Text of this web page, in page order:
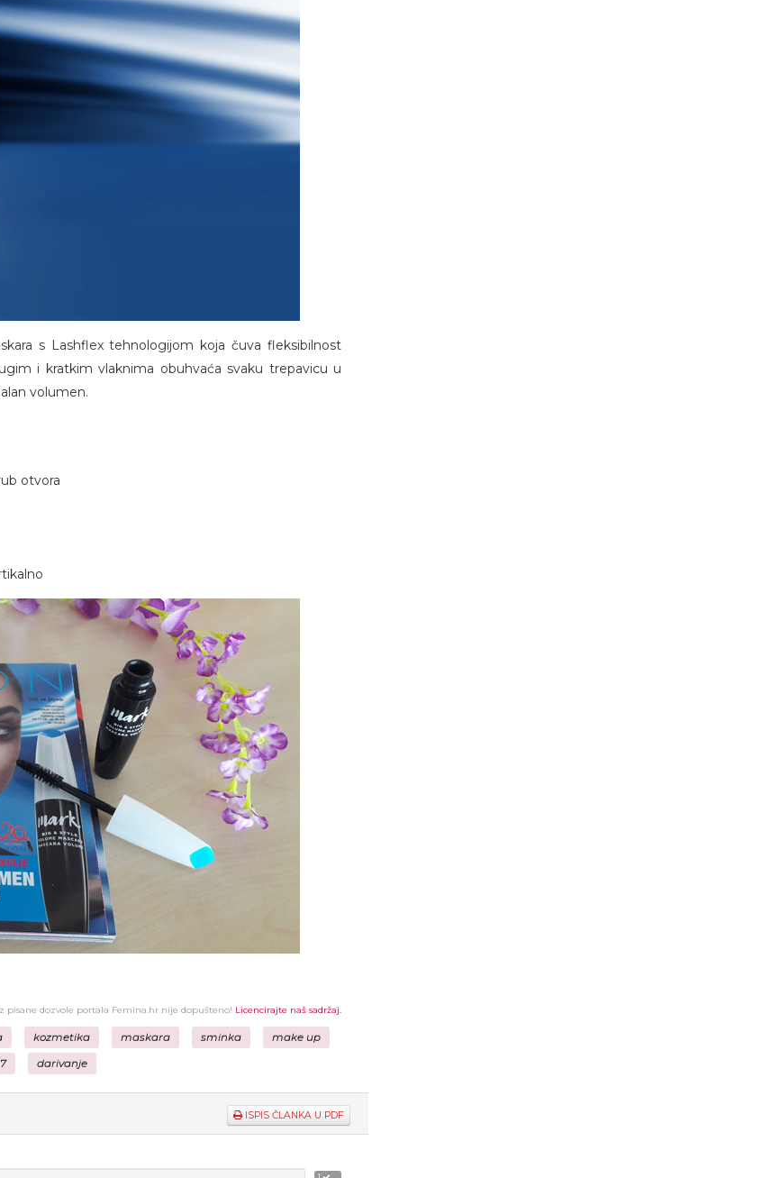
s Lashflex tehnologijom koja čuva fleksibilnost
i kratkim vlaknima obuhvaća svaku trepavicu u
volumen.
otvora
pisane dozvole portala Femina.hr nije dopušteno! Licencirajte naš sadržaj.
kozmetika maskara sminka make up
darivanje
ISPIS ČLANKA U PDF